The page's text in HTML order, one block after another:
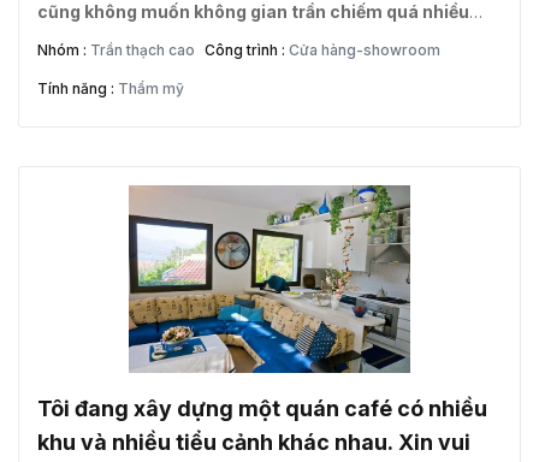
cũng không muốn không gian trần chiếm quá nhiều
Tháp)
Nhóm : Trần thạch cao Công trình : Cửa hàng-showroom
Tính năng : Thẩm mỹ
Tôi đang xây dựng một quán café có nhiều
khu và nhiều tiểu cảnh khác nhau. Xin vui